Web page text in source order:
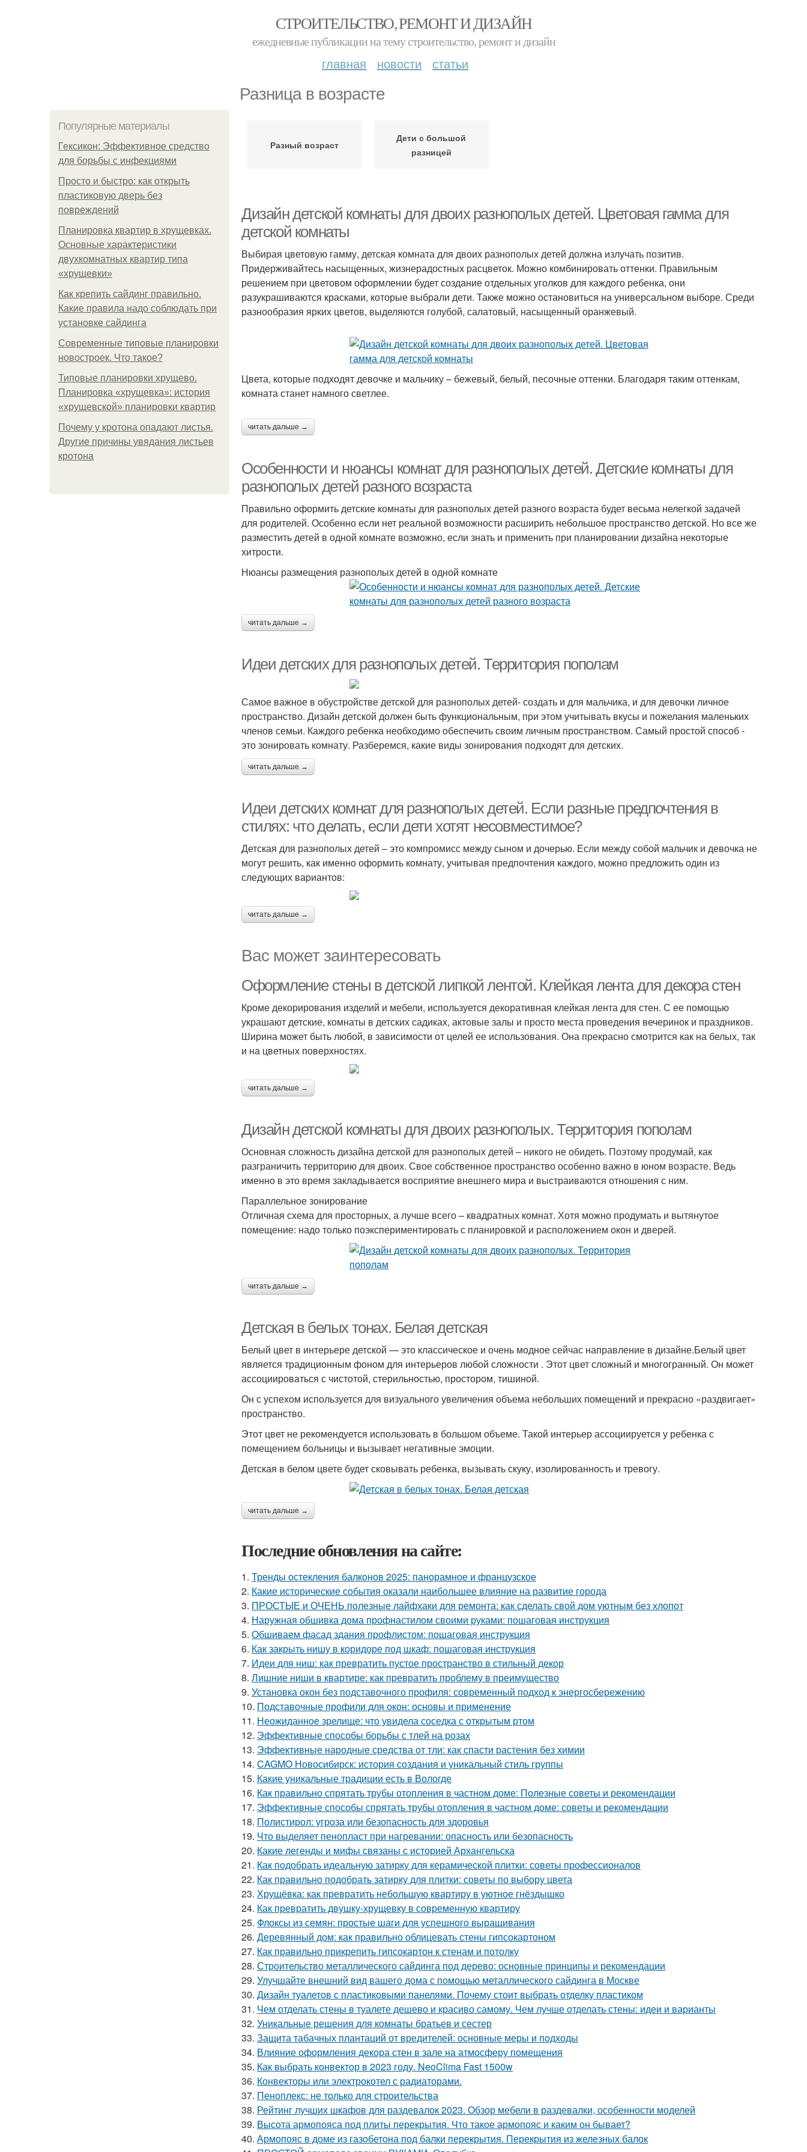
СТРОИТЕЛЬСТВО, РЕМОНТ И ДИЗАЙН
ежедневные публикации на тему строительство, ремонт и дизайн
главная новости статьи
Разница в возрасте
Популярные материалы
Гексикон: Эффективное средство
для борьбы с инфекциями
Просто и быстро: как открыть
пластиковую дверь без
повреждений
Планировка квартир в хрущевках.
Основные характеристики
двухкомнатных квартир типа
«хрущевки»
Как крепить сайдинг правильно.
Какие правила надо соблюдать при
установке сайдинга
Современные типовые планировки
новостроек. Что такое?
Типовые планировки хрущево.
Планировка «хрущевка»: история
«хрущевской» планировки квартир
Почему у кротона опадают листья.
Другие причины увядания листьев
кротона
Разный возраст
Дети с большой
разницей
Дизайн детской комнаты для двоих разнополых детей. Цветовая гамма для
детской комнаты
Выбирая цветовую гамму, детская комната для двоих разнополых детей должна излучать позитив.
Придерживайтесь насыщенных, жизнерадостных расцветок. Можно комбинировать оттенки. Правильным
решением при цветовом оформлении будет создание отдельных уголков для каждого ребенка, они
разукрашиваются красками, которые выбрали дети. Также можно остановиться на универсальном выборе. Среди
разнообразия ярких цветов, выделяются голубой, салатовый, насыщенный оранжевый.
Цвета, которые подходят девочке и мальчику – бежевый, белый, песочные оттенки. Благодаря таким оттенкам,
комната станет намного светлее.
читать дальше →
Особенности и нюансы комнат для разнополых детей. Детские комнаты для
разнополых детей разного возраста
Правильно оформить детские комнаты для разнополых детей разного возраста будет весьма нелегкой задачей
для родителей. Особенно если нет реальной возможности расширить небольшое пространство детской. Но все же
разместить детей в одной комнате возможно, если знать и применить при планировании дизайна некоторые
хитрости.
Нюансы размещения разнополых детей в одной комнате
читать дальше →
Идеи детских для разнополых детей. Территория пополам
Самое важное в обустройстве детской для разнополых детей- создать и для мальчика, и для девочки личное
пространство. Дизайн детской должен быть функциональным, при этом учитывать вкусы и пожелания маленьких
членов семьи. Каждого ребенка необходимо обеспечить своим личным пространством. Самый простой способ -
это зонировать комнату. Разберемся, какие виды зонирования подходят для детских.
читать дальше →
Идеи детских комнат для разнополых детей. Если разные предпочтения в
стилях: что делать, если дети хотят несовместимое?
Детская для разнополых детей – это компромисс между сыном и дочерью. Если между собой мальчик и девочка не
могут решить, как именно оформить комнату, учитывая предпочтения каждого, можно предложить один из
следующих вариантов:
читать дальше →
Вас может заинтересовать
Оформление стены в детской липкой лентой. Клейкая лента для декора стен
Кроме декорирования изделий и мебели, используется декоративная клейкая лента для стен. С ее помощью
украшают детские, комнаты в детских садиках, актовые залы и просто места проведения вечеринок и праздников.
Ширина может быть любой, в зависимости от целей ее использования. Она прекрасно смотрится как на белых, так
и на цветных поверхностях.
читать дальше →
Дизайн детской комнаты для двоих разнополых. Территория пополам
Основная сложность дизайна детской для разнополых детей – никого не обидеть. Поэтому продумай, как
разграничить территорию для двоих. Свое собственное пространство особенно важно в юном возрасте. Ведь
именно в это время закладывается восприятие внешнего мира и выстраиваются отношения с ним.
Параллельное зонирование
Отличная схема для просторных, а лучше всего – квадратных комнат. Хотя можно продумать и вытянутое
помещение: надо только поэкспериментировать с планировкой и расположением окон и дверей.
читать дальше →
Детская в белых тонах. Белая детская
Белый цвет в интерьере детской — это классическое и очень модное сейчас направление в дизайне.Белый цвет
является традиционным фоном для интерьеров любой сложности . Этот цвет сложный и многогранный. Он может
ассоциироваться с чистотой, стерильностью, простором, тишиной.
Он с успехом используется для визуального увеличения объема небольших помещений и прекрасно «раздвигает»
пространство.
Этот цвет не рекомендуется использовать в большом объеме. Такой интерьер ассоциируется у ребенка с
помещением больницы и вызывает негативные эмоции.
Детская в белом цвете будет сковывать ребенка, вызывать скуку, изолированность и тревогу.
читать дальше →
Последние обновления на сайте:
1. Тренды остекления балконов 2025: панорамное и французское
2. Какие исторические события оказали наибольшее влияние на развитие города
3. ПРОСТЫЕ и ОЧЕНЬ полезные лайфхаки для ремонта: как сделать свой дом уютным без хлопот
4. Наружная обшивка дома профнастилом своими руками: пошаговая инструкция
5. Обшиваем фасад здания профлистом: пошаговая инструкция
6. Как закрыть нишу в коридоре под шкаф: пошаговая инструкция
7. Идеи для ниш: как превратить пустое пространство в стильный декор
8. Лишние ниши в квартире: как превратить проблему в преимущество
9. Установка окон без подставочного профиля: современный подход к энергосбережению
10. Подставочные профили для окон: основы и применение
11. Неожиданное зрелище: что увидела соседка с открытым ртом
12. Эффективные способы борьбы с тлей на розах
13. Эффективные народные средства от тли: как спасти растения без химии
14. CAGMO Новосибирск: история создания и уникальный стиль группы
15. Какие уникальные традиции есть в Вологде
16. Как правильно спрятать трубы отопления в частном доме: Полезные советы и рекомендации
17. Эффективные способы спрятать трубы отопления в частном доме: советы и рекомендации
18. Полистирол: угроза или безопасность для здоровья
19. Что выделяет пенопласт при нагревании: опасность или безопасность
20. Какие легенды и мифы связаны с историей Архангельска
21. Как подобрать идеальную затирку для керамической плитки: советы профессионалов
22. Как правильно подобрать затирку для плитки: советы по выбору цвета
23. Хрущёвка: как превратить небольшую квартиру в уютное гнёздышко
24. Как превратить двушку-хрущевку в современную квартиру
25. Флоксы из семян: простые шаги для успешного выращивания
26. Деревянный дом: как правильно облицевать стены гипсокартоном
27. Как правильно прикрепить гипсокартон к стенам и потолку
28. Строительство металлического сайдинга под дерево: основные принципы и рекомендации
29. Улучшайте внешний вид вашего дома с помощью металлического сайдинга в Москве
30. Дизайн туалетов с пластиковыми панелями. Почему стоит выбрать отделку пластиком
31. Чем отделать стены в туалете дешево и красиво самому. Чем лучше отделать стены: идеи и варианты
32. Уникальные решения для комнаты братьев и сестер
33. Защита табачных плантаций от вредителей: основные меры и подходы
34. Влияние оформления декора стен в зале на атмосферу помещения
35. Как выбрать конвектор в 2023 году. NeoClima Fast 1500w
36. Конвекторы или электрокотел с радиаторами.
37. Пеноплекс: не только для строительства
38. Рейтинг лучших шкафов для раздевалок 2023. Обзор мебели в раздевалки, особенности моделей
39. Высота армопояса под плиты перекрытия. Что такое армопояс и каким он бывает?
40. Армопояс в доме из газобетона под балки перекрытия. Перекрытия из железных балок